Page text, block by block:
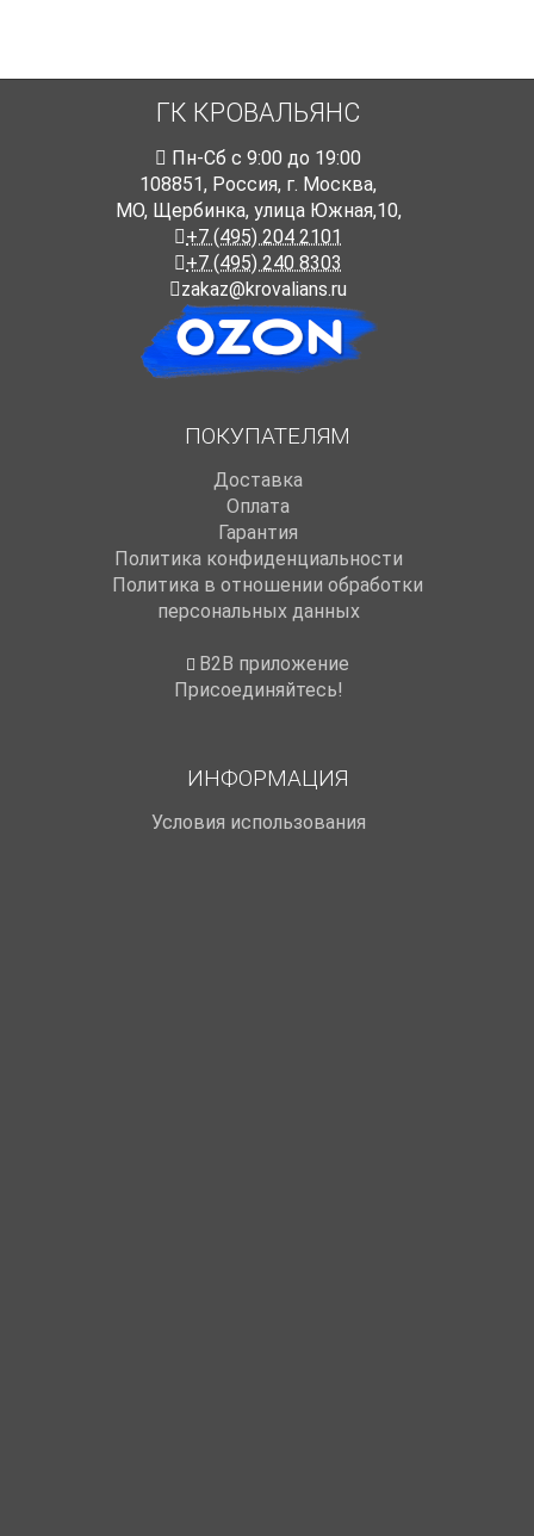
ГК КРОВАЛЬЯНС
Пн-Cб с 9:00 до 19:00
108851, Россия, г. Москва,
МО, Щербинка, улица Южная,10,
+7 (495) 204 2101
+7 (495) 240 8303
zakaz@krovalians.ru
ПОКУПАТЕЛЯМ
Доставка
Оплата
Гарантия
Политика конфиденциальности
Политика в отношении обработки
персональных данных
B2B приложение
Присоединяйтесь!
ИНФОРМАЦИЯ
Условия использования